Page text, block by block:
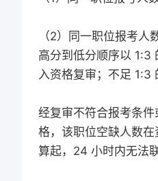
（2）同一职位报考
高分到低分顺序以 1:3
入资格复审；不足 1:3
经复审不符合报考条
格，该职位空缺人数
算起，24 小时内无法